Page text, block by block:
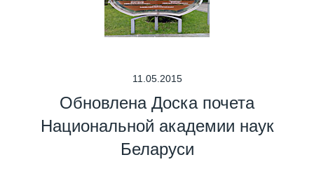
11.05.2015
Обновлена Доска почета
Национальной академии наук
Беларуси